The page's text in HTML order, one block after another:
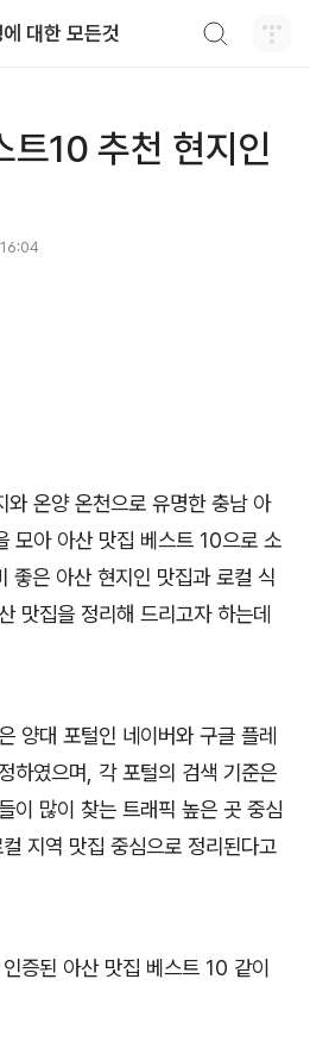
대한 모든것
트10 추천 현지인
와 온양 온천으로 유명한 충남 아
모아 아산 맛집 베스트 10으로 소
좋은 아산 현지인 맛집과 로컬 식
맛집을 정리해 드리고자 하는데
양대 포털인 네이버와 구글 플레
하였으며, 각 포털의 검색 기준은
이 많이 찾는 트래픽 높은 곳 중심
지역 맛집 중심으로 정리된다고
증된 아산 맛집 베스트 10 같이